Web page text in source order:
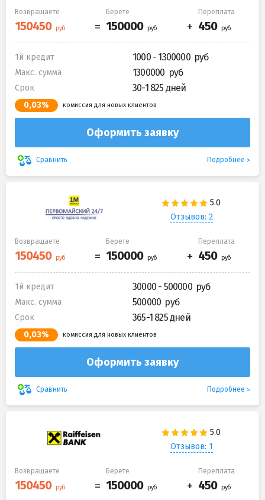
Возвращаете Берете Переплата
1й кредит 1000 - 1300000
Макс. сумма 1300000
Срок 30-1 825 дней
0,03% комиссия для новых клиентов
Оформить заявку
Сравнить Подробнее
Отзывов: 2
Возвращаете Берете Переплата
1й кредит 30000 - 500000
Макс. сумма 500000
Срок 365-1 825 дней
0,03% комиссия для новых клиентов
Оформить заявку
Сравнить Подробнее
Отзывов: 1
Возвращаете Берете Переплата